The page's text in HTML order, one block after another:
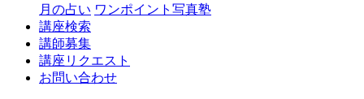
月の占い ワンポイント写真塾
講座検索
講師募集
講座リクエスト
お問い合わせ